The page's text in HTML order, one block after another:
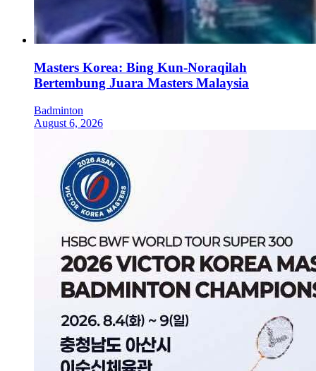
Masters Korea: Bing Kun-Noraqilah
Bertembung Juara Masters Malaysia
Badminton
August 6, 2026